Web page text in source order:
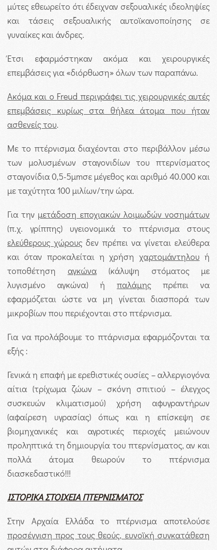
μύτες εθεωρείτο ότι έδειχναν σεξουαλικές ιδεοληψίες
και τάσεις σεξουαλικής αυτοϊκανοποίησης σε
γυναίκες και άνδρες.
Έτσι εφαρμόστηκαν ακόμα και χειρουργικές
επεμβάσεις για «διόρθωση» όλων των παραπάνω.
Ακόμα και ο Freud περιγράφει τις χειρουργικές αυτές
επεμβάσεις κυρίως στα θήλεα άτομα που ήταν
ασθενείς του.
Με το πτέρνισμα διαχέονται στο περιβάλλον μέσω
των μολυσμένων σταγονιδίων του πτερνίσματος
σταγονίδια 0,5-5μmσε μέγεθος και αριθμό 40.000 και
με ταχύτητα 100 μιλίων/την ώρα.
Για την μετάδοση εποχιακών λοιμωδών νοσημάτων
(π.χ. γρίππης) υγειονομικά το πτέρνισμα στους
ελεύθερους χώρους δεν πρέπει να γίνεται ελεύθερα
και όταν προκαλείται η χρήσηχαρτομάντηλου ή
τοποθέτηση αγκώνα(κάλυψη στόματος με
λυγισμένο αγκώνα) ή παλάμης πρέπει να
εφαρμόζεται ώστε να μη γίνεται διασπορά των
μικροβίων που περιέχονται στο πτέρνισμα.
Για να προλάβουμε το πτάρνισμα εφαρμόζονται τα
εξής :
Γενικά η επαφή με ερεθιστικές ουσίες – αλλεργιογόνα
αίτια (τρίχωμα ζώων – σκόνη σπιτιού – έλεγχος
συσκευών κλιματισμού) χρήση αφυγραντήρων
(αφαίρεση υγρασίας) όπως και η επίσκεψη σε
βιομηχανικές και αγροτικές περιοχές μειώνουν
προληπτικά τη δημιουργία του πτερνίσματος, αν και
πολλά άτομα θεωρούν το πτέρνισμα
διασκεδαστικό!!!
ΙΣΤΟΡΙΚΑ ΣΤΟΙΧΕΙΑ ΠΤΕΡΝΙΣΜΑΤΟΣ
Στην Αρχαία Ελλάδα το πτέρνισμα αποτελούσε
προσέγγιση προς τους θεούς, ευνοϊκή συγκατάθεση